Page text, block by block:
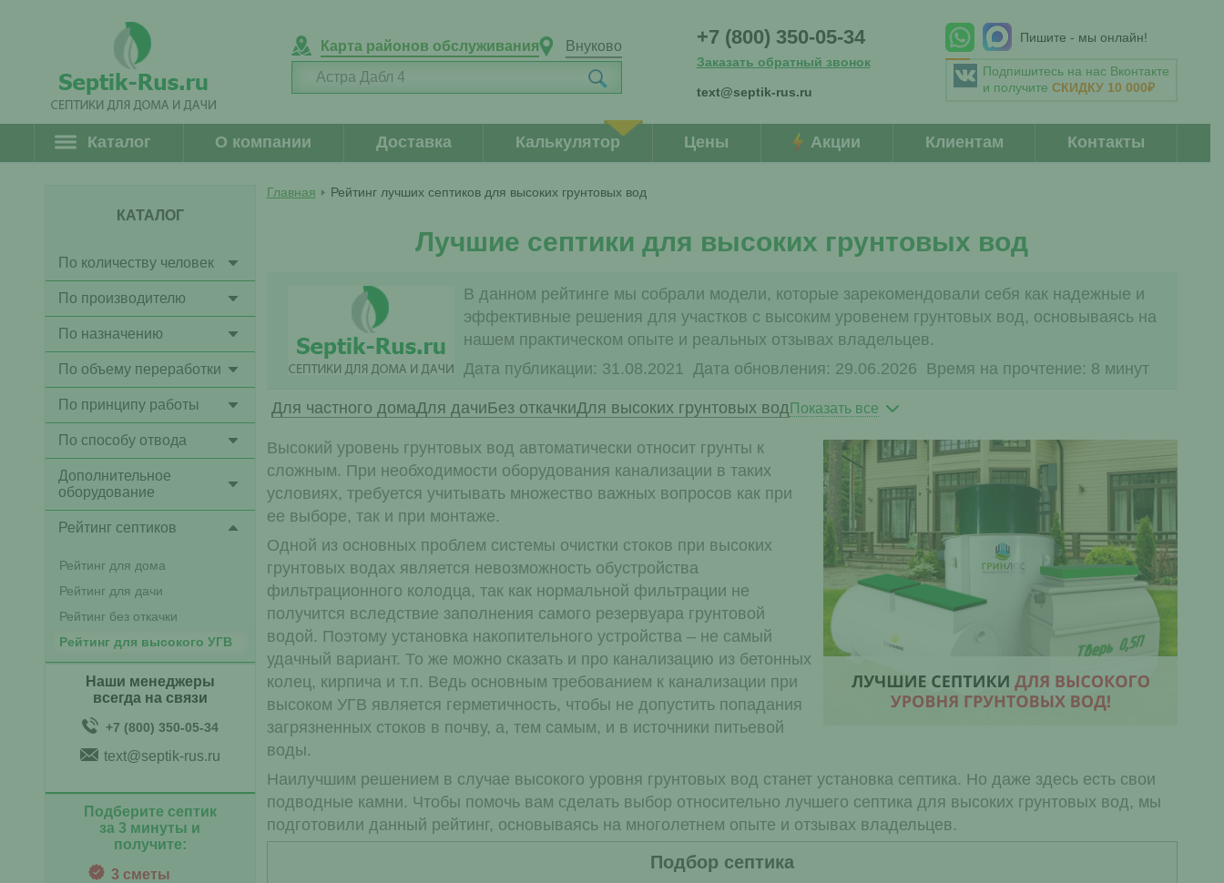
Карта районов обслуживания Внуково +7 (800) 350-05-34
Заказать обратный звонок
text@septik-rus.ru
Пишите - мы онлайн!
Подпишитесь на нас Вконтакте
и получите СКИДКУ 10 000₽
Каталог О компании Доставка Калькулятор Цены Акции Клиентам Контакты
КАТАЛОГ
По количеству человек
По производителю
По назначению
По объему переработки
По принципу работы
По способу отвода
Дополнительное
оборудование
Рейтинг септиков
Рейтинг для дома
Рейтинг для дачи
Рейтинг без откачки
Рейтинг для высокого УГВ
Наши менеджеры
всегда на связи
+7 (800) 350-05-34
text@septik-rus.ru
Подберите септик
за 3 минуты и
получите:
3 сметы
Главная Рейтинг лучших септиков для высоких грунтовых вод
Лучшие септики для высоких грунтовых вод
В данном рейтинге мы собрали модели, которые зарекомендовали себя как надежные и
эффективные решения для участков с высоким уровенем грунтовых вод, основываясь на
нашем практическом опыте и реальных отзывах владельцев.
Дата публикации: 31.08.2021 Дата обновления: 29.06.2026 Время на прочтение: 8 минут
Для частного домаДля дачиБез откачкиДля высоких грунтовых вод Показать все
Высокий уровень грунтовых вод автоматически относит грунты к
сложным. При необходимости оборудования канализации в таких
условиях, требуется учитывать множество важных вопросов как при
ее выборе, так и при монтаже.
Одной из основных проблем системы очистки стоков при высоких
грунтовых водах является невозможность обустройства
фильтрационного колодца, так как нормальной фильтрации не
получится вследствие заполнения самого резервуара грунтовой
водой. Поэтому установка накопительного устройства – не самый
удачный вариант. То же можно сказать и про канализацию из бетонных
колец, кирпича и т.п. Ведь основным требованием к канализации при
высоком УГВ является герметичность, чтобы не допустить попадания
загрязненных стоков в почву, а, тем самым, и в источники питьевой
воды.
Наилучшим решением в случае высокого уровня грунтовых вод станет установка септика. Но даже здесь есть свои
подводные камни. Чтобы помочь вам сделать выбор относительно лучшего септика для высоких грунтовых вод, мы
подготовили данный рейтинг, основываясь на многолетнем опыте и отзывах владельцев.
Подбор септика